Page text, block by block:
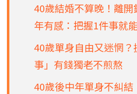
40歲結婚不算晚！離
年有感：把握1件事就
40歲單身自由又迷惘
事」有錢獨老不煎熬
40歲後中年單身不糾